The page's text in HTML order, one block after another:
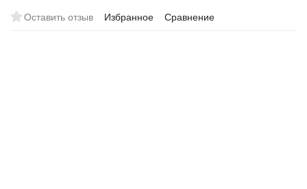
Оставить отзыв Избранное Сравнение